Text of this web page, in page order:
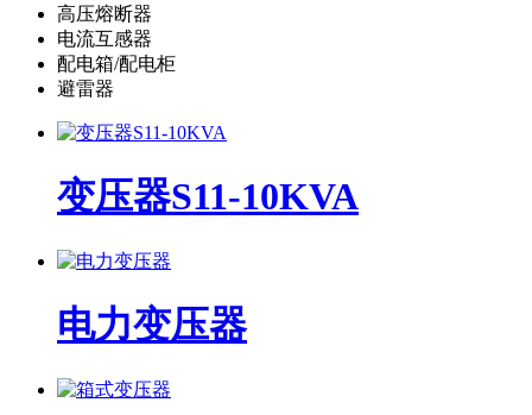
高压熔断器
电流互感器
配电箱/配电柜
避雷器
变压器S11-10KVA
电力变压器